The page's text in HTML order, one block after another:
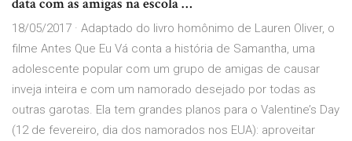
data com as amigas na escola …
18/05/2017 · Adaptado do livro homônimo de Lauren Oliver, o
filme Antes Que Eu Vá conta a história de Samantha, uma
adolescente popular com um grupo de amigas de causar
inveja inteira e com um namorado desejado por todas as
outras garotas. Ela tem grandes planos para o Valentine’s Day
(12 de fevereiro, dia dos namorados nos EUA): aproveitar